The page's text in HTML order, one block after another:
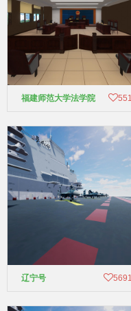
福建师范大学法学院 551
辽宁号 5691